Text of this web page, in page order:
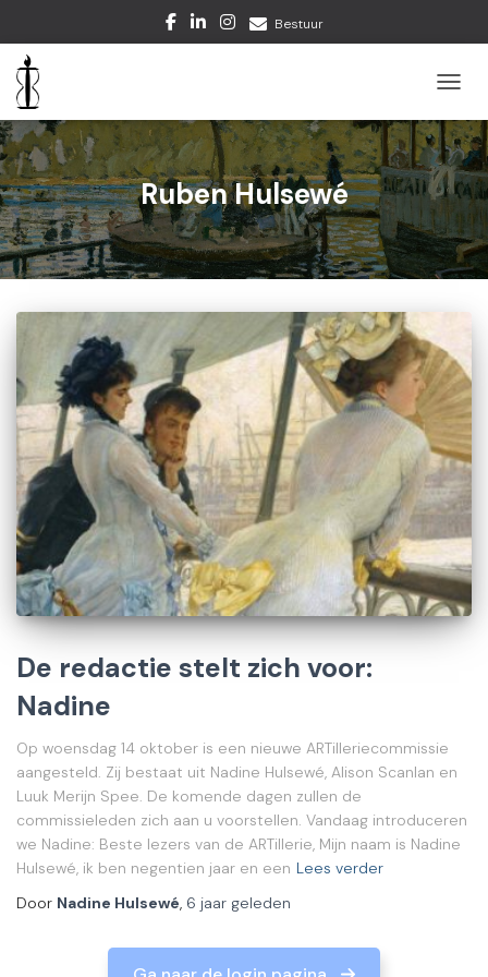
Bestuur
Ruben Hulsewé
De redactie stelt zich voor:
Nadine
Op woensdag 14 oktober is een nieuwe ARTilleriecommissie
aangesteld. Zij bestaat uit Nadine Hulsewé, Alison Scanlan en
Luuk Merijn Spee. De komende dagen zullen de
commissieleden zich aan u voorstellen. Vandaag introduceren
we Nadine: Beste lezers van de ARTillerie, Mijn naam is Nadine
Hulsewé, ik ben negentien jaar en een Lees verder
Door Nadine Hulsewé, 6 jaar geleden